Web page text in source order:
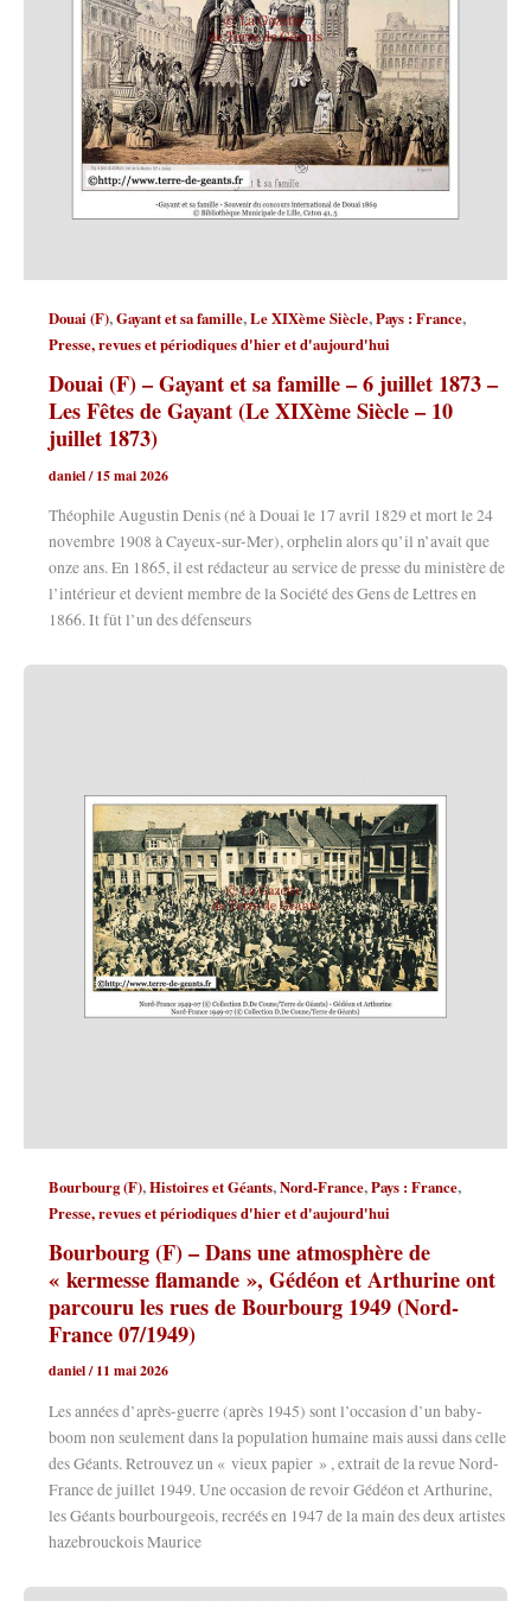
Douai (F),Gayant et sa famille,Le XIXème Siècle,Pays : France,
Presse, revues et périodiques d'hier et d'aujourd'hui
Douai (F) – Gayant et sa famille – 6 juillet 1873 –
Les Fêtes de Gayant (Le XIXème Siècle – 10
juillet 1873)
daniel/15 mai 2026
Théophile Augustin Denis (né à Douai le 17 avril 1829 et mort le 24
novembre 1908 à Cayeux-sur-Mer), orphelin alors qu’il n’avait que
onze ans. En 1865, il est rédacteur au service de presse du ministère de
l’intérieur et devient membre de la Société des Gens de Lettres en
1866. It fût l’un des défenseurs
Bourbourg (F),Histoires et Géants,Nord-France,Pays : France,
Presse, revues et périodiques d'hier et d'aujourd'hui
Bourbourg (F) – Dans une atmosphère de
« kermesse flamande », Gédéon et Arthurine ont
parcouru les rues de Bourbourg 1949 (Nord-
France 07/1949)
daniel/11 mai 2026
Les années d’après-guerre (après 1945) sont l’occasion d’un baby-
boom non seulement dans la population humaine mais aussi dans celle
des Géants. Retrouvez un « vieux papier » , extrait de la revue Nord-
France de juillet 1949. Une occasion de revoir Gédéon et Arthurine,
les Géants bourbourgeois, recréés en 1947 de la main des deux artistes
hazebrouckois Maurice